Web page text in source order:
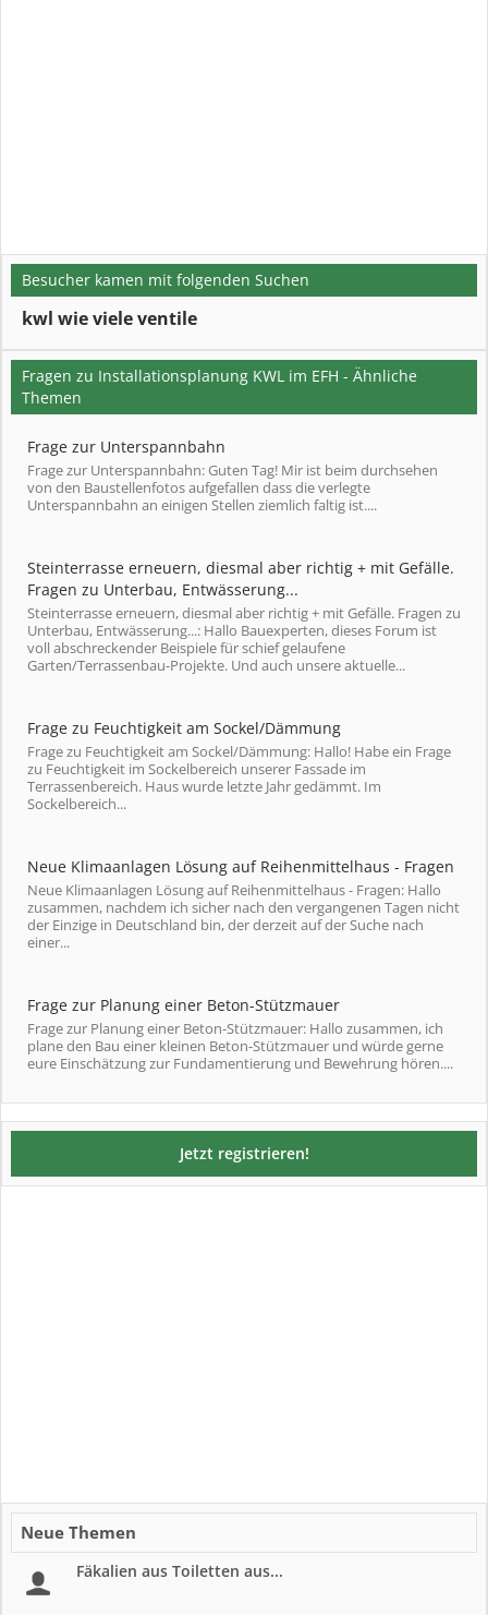
Besucher kamen mit folgenden Suchen
kwl wie viele ventile
Fragen zu Installationsplanung KWL im EFH - Ähnliche
Themen
Frage zur Unterspannbahn
Frage zur Unterspannbahn: Guten Tag! Mir ist beim durchsehen
von den Baustellenfotos aufgefallen dass die verlegte
Unterspannbahn an einigen Stellen ziemlich faltig ist....
Steinterrasse erneuern, diesmal aber richtig + mit Gefälle.
Fragen zu Unterbau, Entwässerung...
Steinterrasse erneuern, diesmal aber richtig + mit Gefälle. Fragen zu
Unterbau, Entwässerung...: Hallo Bauexperten, dieses Forum ist
voll abschreckender Beispiele für schief gelaufene
Garten/Terrassenbau-Projekte. Und auch unsere aktuelle...
Frage zu Feuchtigkeit am Sockel/Dämmung
Frage zu Feuchtigkeit am Sockel/Dämmung: Hallo! Habe ein Frage
zu Feuchtigkeit im Sockelbereich unserer Fassade im
Terrassenbereich. Haus wurde letzte Jahr gedämmt. Im
Sockelbereich...
Neue Klimaanlagen Lösung auf Reihenmittelhaus - Fragen
Neue Klimaanlagen Lösung auf Reihenmittelhaus - Fragen: Hallo
zusammen, nachdem ich sicher nach den vergangenen Tagen nicht
der Einzige in Deutschland bin, der derzeit auf der Suche nach
einer...
Frage zur Planung einer Beton-Stützmauer
Frage zur Planung einer Beton-Stützmauer: Hallo zusammen, ich
plane den Bau einer kleinen Beton-Stützmauer und würde gerne
eure Einschätzung zur Fundamentierung und Bewehrung hören....
Jetzt registrieren!
Neue Themen
Fäkalien aus Toiletten aus...